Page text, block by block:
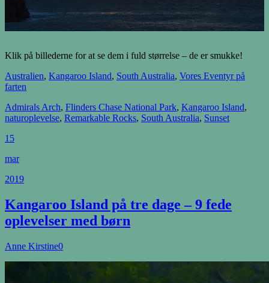
Klik på billederne for at se dem i fuld størrelse – de er smukke!
Australien, Kangaroo Island, South Australia, Vores Eventyr på
farten
Admirals Arch, Flinders Chase National Park, Kangaroo Island,
naturoplevelse, Remarkable Rocks, South Australia, Sunset
15
mar
2019
Kangaroo Island på tre dage – 9 fede
oplevelser med børn
Anne Kirstine0